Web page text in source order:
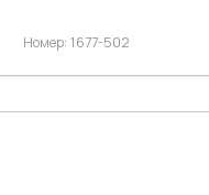
Номер:1677-502